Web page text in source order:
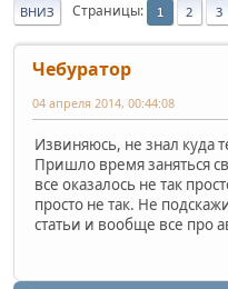
ВНИЗ Страницы 1 2 3
Чебуратор
04 апреля 2014, 00:44:08
Извиняюсь, не знал куда
Пришло время заняться
все оказалось не так
просто не так. Не
статьи и вообще все про